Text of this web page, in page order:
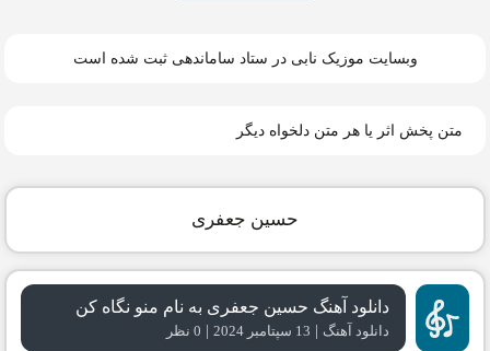
وبسایت موزیک نابی در ستاد ساماندهی ثبت شده است
متن پخش اثر یا هر متن دلخواه دیگر
حسین جعفری
دانلود آهنگ حسین جعفری به نام منو نگاه کن
دانلود آهنگ | 13 سپتامبر 2024 | 0 نظر